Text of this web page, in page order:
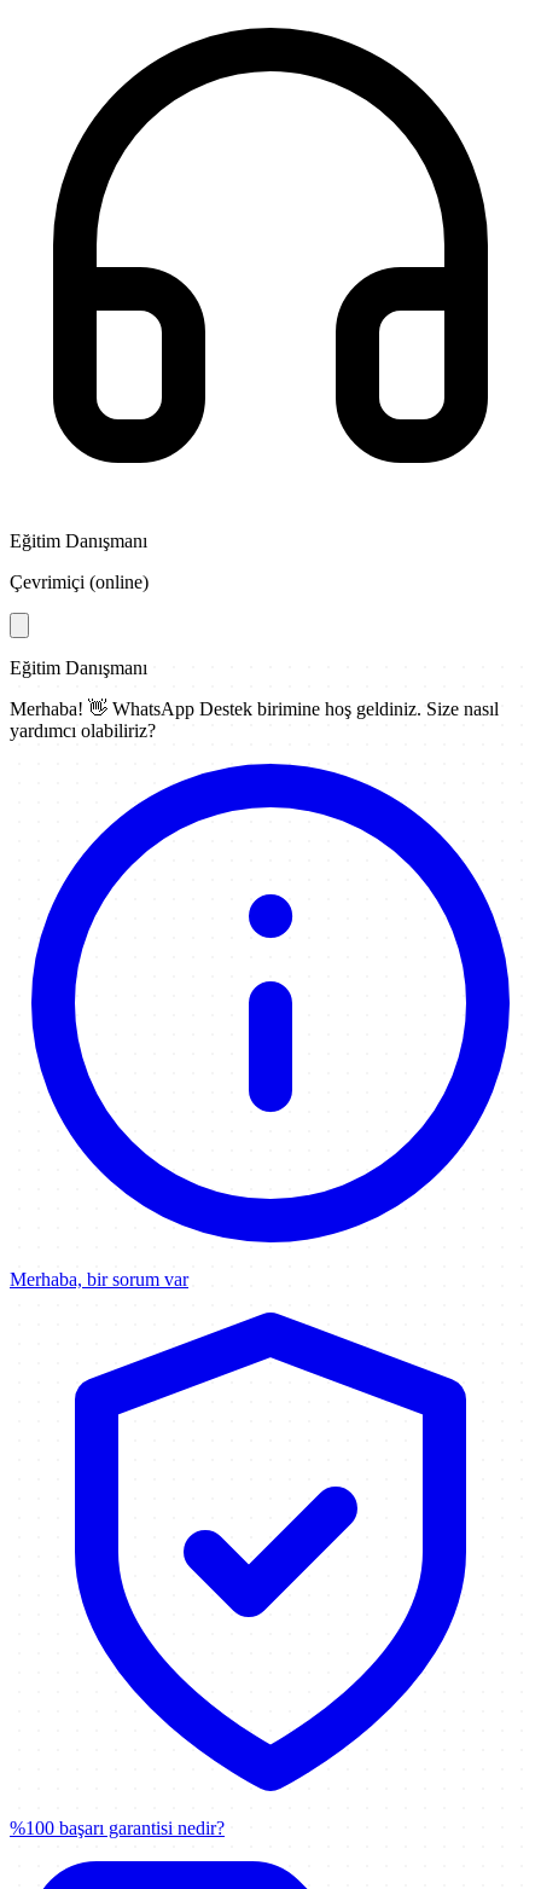
Eğitim Danışmanı
Çevrimiçi (online)
Eğitim Danışmanı
Merhaba! 👋 WhatsApp Destek birimine hoş geldiniz. Size nasıl
yardımcı olabiliriz?
Merhaba, bir sorum var
%100 başarı garantisi nedir?